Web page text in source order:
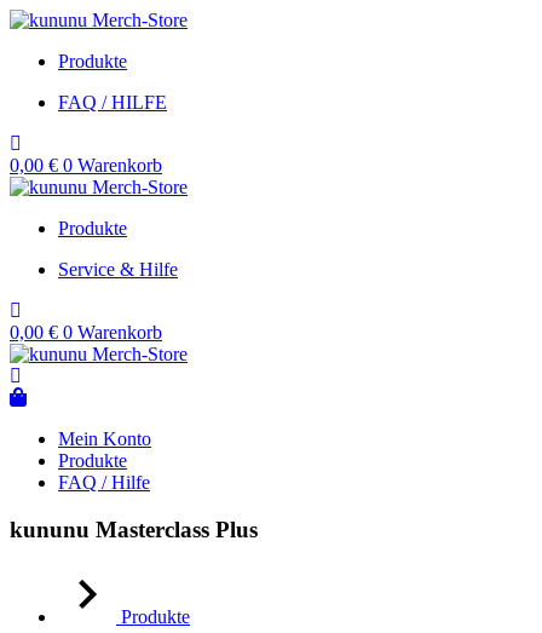
Zum
springenProdukte
FAQ / HILFE
0,00 € 0 Warenkorb
Produkte
Service & Hilfe
0,00 € 0 Warenkorb
Mein Konto
Produkte
FAQ / Hilfe
kununu Masterclass Plus
Produkte